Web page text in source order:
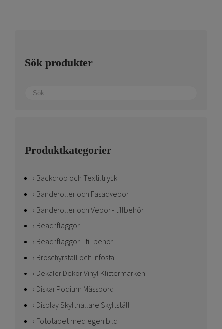
Sök produkter
Produktkategorier
Backdrop och Textiltryck
Banderoller och Fasadvepor
Banderoller och Vepor - tillbehör
Beachflaggor
Beachflaggor - tillbehör
Broschyrställ och infoställ
Dekaler Dekor Vinyl Klistermärken
Diskar Podium Mässbord
Display Skylthållare Skyltställ
Fototapet med egen bild